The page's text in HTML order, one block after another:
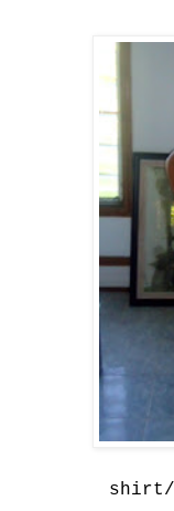
shirt/